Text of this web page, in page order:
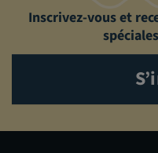
Inscrivez-vous et